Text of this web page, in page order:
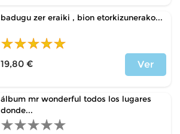
badugu zer eraiki , bion etorkizunerako...
19,80 €
Ver
álbum mr wonderful todos los lugares
donde...